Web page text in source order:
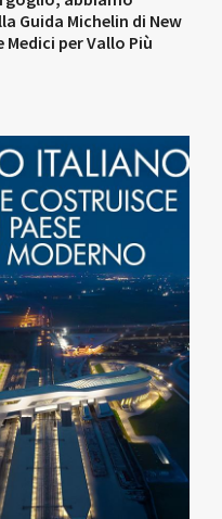
Guida Michelin di New
Medici per Vallo Più